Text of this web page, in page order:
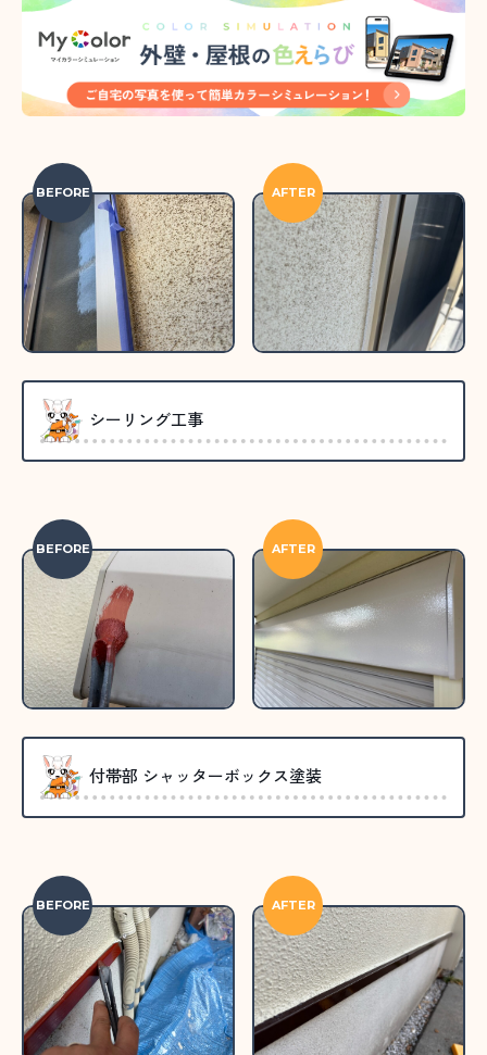
BEFORE AFTER
シーリング工事
BEFORE AFTER
付帯部 シャッターボックス塗装
BEFORE AFTER